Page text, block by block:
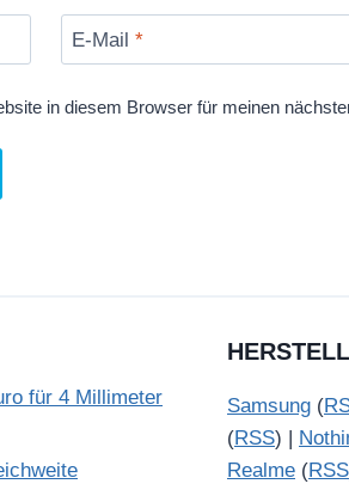
E-Mail *
in diesem Browser für meinen
für 4 Millimeter
Samsung (
(RSS) |
Realme (RSS